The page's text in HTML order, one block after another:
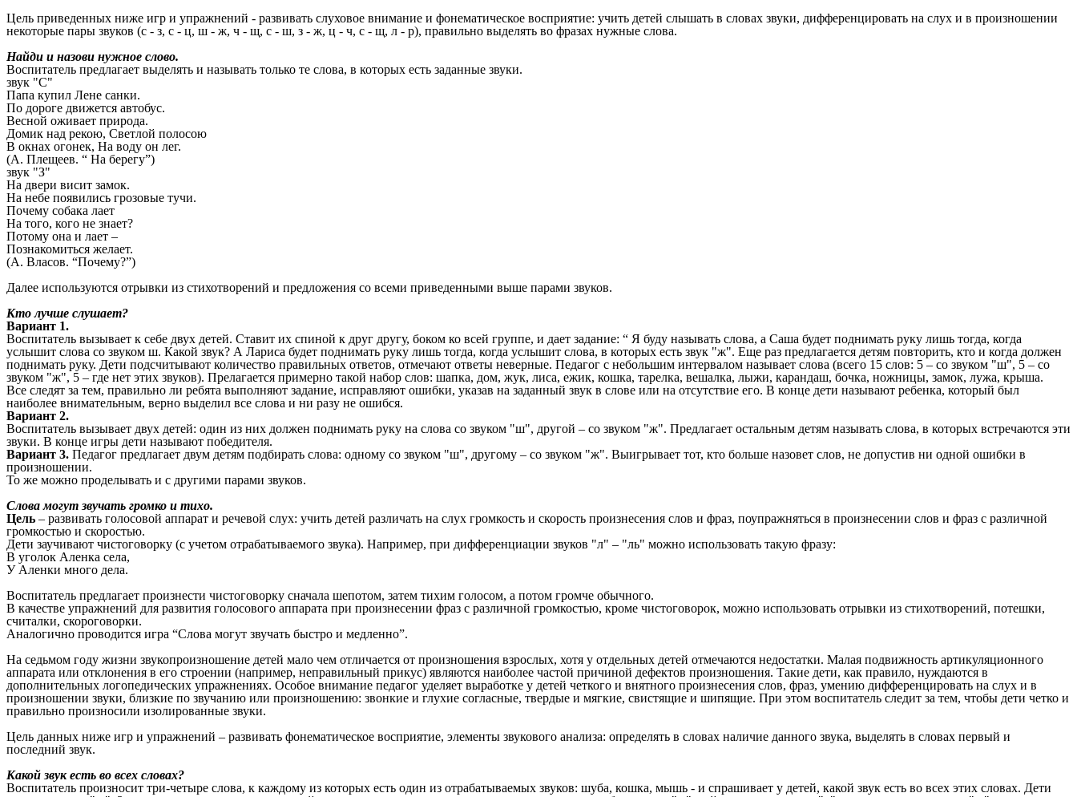
Цель приведенных ниже игр и упражнений - развивать слуховое внимание и фонематическое восприятие: учить детей слышать в словах звуки, дифференцировать на слух и в произношении
некоторые пары звуков (с - з, с - ц, ш - ж, ч - щ, с - ш, з - ж, ц - ч, с - щ, л - р), правильно выделять во фразах нужные слова.
Найди и назови нужное слово.
Воспитатель предлагает выделять и называть только те слова, в которых есть заданные звуки.
звук "C"
Папа купил Лене санки.
По дороге движется автобус.
Весной оживает природа.
Домик над рекою, Светлой полосою
В окнах огонек, На воду он лег.
(А. Плещеев. “ На берегу”)
звук "З"
На двери висит замок.
На небе появились грозовые тучи.
Почему собака лает
На того, кого не знает?
Потому она и лает –
Познакомиться желает.
(А. Власов. “Почему?”)
Далее используются отрывки из стихотворений и предложения со всеми приведенными выше парами звуков.
Кто лучше слушает?
Вариант 1.
Воспитатель вызывает к себе двух детей. Ставит их спиной к друг другу, боком ко всей группе, и дает задание: “ Я буду называть слова, а Саша будет поднимать руку лишь тогда, когда
услышит слова со звуком ш. Какой звук? А Лариса будет поднимать руку лишь тогда, когда услышит слова, в которых есть звук "ж". Еще раз предлагается детям повторить, кто и когда должен
поднимать руку. Дети подсчитывают количество правильных ответов, отмечают ответы неверные. Педагог с небольшим интервалом называет слова (всего 15 слов: 5 – со звуком "ш", 5 – со
звуком "ж", 5 – где нет этих звуков). Прелагается примерно такой набор слов: шапка, дом, жук, лиса, ежик, кошка, тарелка, вешалка, лыжи, карандаш, бочка, ножницы, замок, лужа, крыша.
Все следят за тем, правильно ли ребята выполняют задание, исправляют ошибки, указав на заданный звук в слове или на отсутствие его. В конце дети называют ребенка, который был
наиболее внимательным, верно выделил все слова и ни разу не ошибся.
Вариант 2.
Воспитатель вызывает двух детей: один из них должен поднимать руку на слова со звуком "ш", другой – со звуком "ж". Предлагает остальным детям называть слова, в которых встречаются эти
звуки. В конце игры дети называют победителя.
Вариант 3. Педагог предлагает двум детям подбирать слова: одному со звуком "ш", другому – со звуком "ж". Выигрывает тот, кто больше назовет слов, не допустив ни одной ошибки в
произношении.
То же можно проделывать и с другими парами звуков.
Слова могут звучать громко и тихо.
Цель – развивать голосовой аппарат и речевой слух: учить детей различать на слух громкость и скорость произнесения слов и фраз, поупражняться в произнесении слов и фраз с различной
громкостью и скоростью.
Дети заучивают чистоговорку (с учетом отрабатываемого звука). Например, при дифференциации звуков "л" – "ль" можно использовать такую фразу:
В уголок Аленка села,
У Аленки много дела.
Воспитатель предлагает произнести чистоговорку сначала шепотом, затем тихим голосом, а потом громче обычного.
В качестве упражнений для развития голосового аппарата при произнесении фраз с различной громкостью, кроме чистоговорок, можно использовать отрывки из стихотворений, потешки,
считалки, скороговорки.
Аналогично проводится игра “Слова могут звучать быстро и медленно”.
На седьмом году жизни звукопроизношение детей мало чем отличается от произношения взрослых, хотя у отдельных детей отмечаются недостатки. Малая подвижность артикуляционного
аппарата или отклонения в его строении (например, неправильный прикус) являются наиболее частой причиной дефектов произношения. Такие дети, как правило, нуждаются в
дополнительных логопедических упражнениях. Особое внимание педагог уделяет выработке у детей четкого и внятного произнесения слов, фраз, умению дифференцировать на слух и в
произношении звуки, близкие по звучанию или произношению: звонкие и глухие согласные, твердые и мягкие, свистящие и шипящие. При этом воспитатель следит за тем, чтобы дети четко и
правильно произносили изолированные звуки.
Цель данных ниже игр и упражнений – развивать фонематическое восприятие, элементы звукового анализа: определять в словах наличие данного звука, выделять в словах первый и
последний звук.
Какой звук есть во всех словах?
Воспитатель произносит три-четыре слова, к каждому из которых есть один из отрабатываемых звуков: шуба, кошка, мышь - и спрашивает у детей, какой звук есть во всех этих словах. Дети